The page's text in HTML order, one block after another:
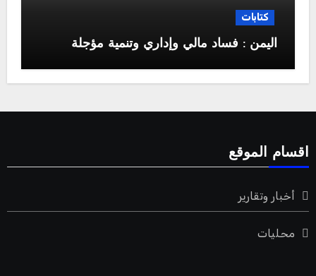
كتابات
اليمن : فساد مالي وإداري وتنمية مؤجلة
اقسام الموقع
أخبار وتقارير
محليات